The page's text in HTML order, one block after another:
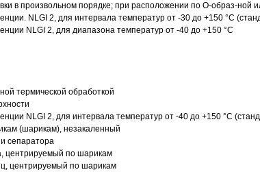
в произвольном порядке; при расположении по О-образ-ной
NLGI 2, для интервала температур от -30 до +150 °C
NLGI 2, для диапазона температур от -40 до +150 °C
термической обработкой
NLGI 2, для интервала температур от -40 до +150 °C
(шарикам), незакаленный
сепаратора
центрируемый по шарикам
центрируемый по шарикам